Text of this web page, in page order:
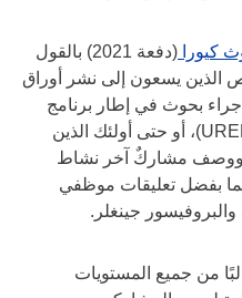
كيورا
(دفعة 2021) بالقول
الذين يسعون إلى نشر أوراق
بحوث في إطار برنامج
خبرة الأبحاث للطلبة الجامعيين (UREP)، أو حتى أولئك الذين
ووصف مشاركٌ آخر نشاط
سيما بفضل تعليقات موظفي
والبروفيسور جينغلر.
من جميع المستويات